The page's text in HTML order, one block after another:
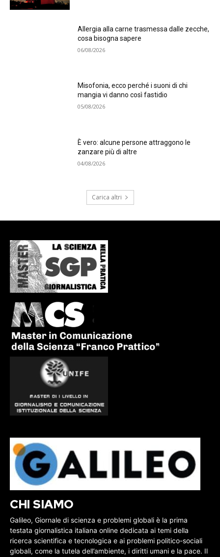
Allergia alla carne trasmessa dalle zecche,
cosa bisogna sapere
06/08/2026
Misofonia, ecco perché i suoni di chi
mangia vi danno così fastidio
05/08/2026
È vero: alcune persone attraggono le
zanzare più di altre
04/08/2026
Carica altri
CHI SIAMO
Galileo, Giornale di scienza e problemi globali è la prima
testata giornalistica italiana online dedicata ai temi della
ricerca scientifica e tecnologica e ai problemi politico-sociali
globali, come la tutela dell’ambiente, i diritti umani e la pace. Il